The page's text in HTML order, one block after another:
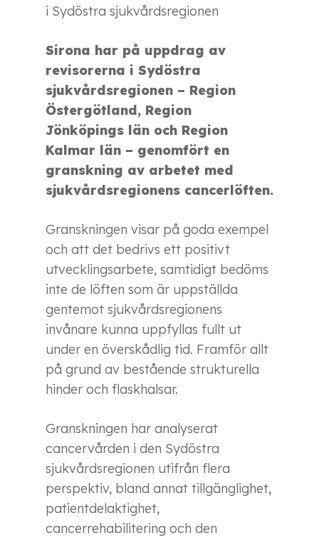
i Sydöstra sjukvårdsregionen
Sirona har på uppdrag av
revisorerna i Sydöstra
sjukvårdsregionen – Region
Östergötland, Region
Jönköpings län och Region
Kalmar län – genomfört en
granskning av arbetet med
sjukvårdsregionens cancerlöften.
Granskningen visar på goda exempel
och att det bedrivs ett positivt
utvecklingsarbete, samtidigt bedöms
inte de löften som är uppställda
gentemot sjukvårdsregionens
invånare kunna uppfyllas fullt ut
under en överskådlig tid. Framför allt
på grund av bestående strukturella
hinder och flaskhalsar.
Granskningen har analyserat
cancervården i den Sydöstra
sjukvårdsregionen utifrån flera
perspektiv, bland annat tillgänglighet,
patientdelaktighet,
cancerrehabilitering och den